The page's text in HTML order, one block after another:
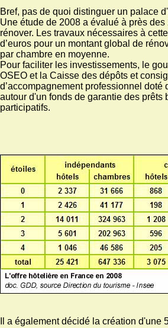
Bref, pas de quoi distinguer un palace
Une étude de 2008 a évalué à près
rénover. Les travaux nécessaires à
d’euros pour un montant global de
par chambre en moyenne.
Pour faciliter les investissements, le
OSEO et la Caisse des dépôts et
d’accompagnement professionnel doté
autour d'un fonds de garantie des prêts
participatifs.
Il a également décidé la création